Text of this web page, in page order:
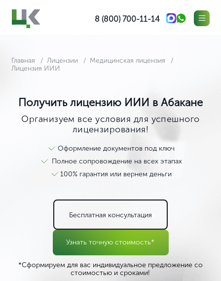
8 (800) 700-11-14
Главная Лицензии
Медицинская лицензия
Лицензия ИИИ
Получить лицензию ИИИ в Абакане
Организуем все условия для успешного
лицензирования!
Оформление документов под ключ
Полное сопровождение на всех этапах
100% гарантия или вернем деньги
Бесплатная консультация
Узнать точную стоимость*
*Сформируем для вас индивидуальное предложение со
стоимостью и сроками!